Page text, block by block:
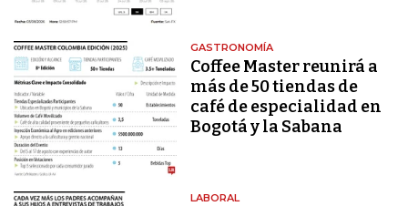
GASTRONOMÍA
Coffee Master reunirá a
más de 50 tiendas de
café de especialidad en
Bogotá y la Sabana
LABORAL